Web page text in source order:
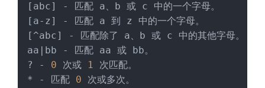
[abc] - 匹配 a、b 或 c 中的一个字母。
[a-z] - 匹配 a 到 z 中的一个字母。
[^abc] - 匹配除了 a、b 或 c 中的其他字母。
aa|bb - 匹配 aa 或 bb。
? - 0 次或 1 次匹配。
* - 匹配 0 次或多次。